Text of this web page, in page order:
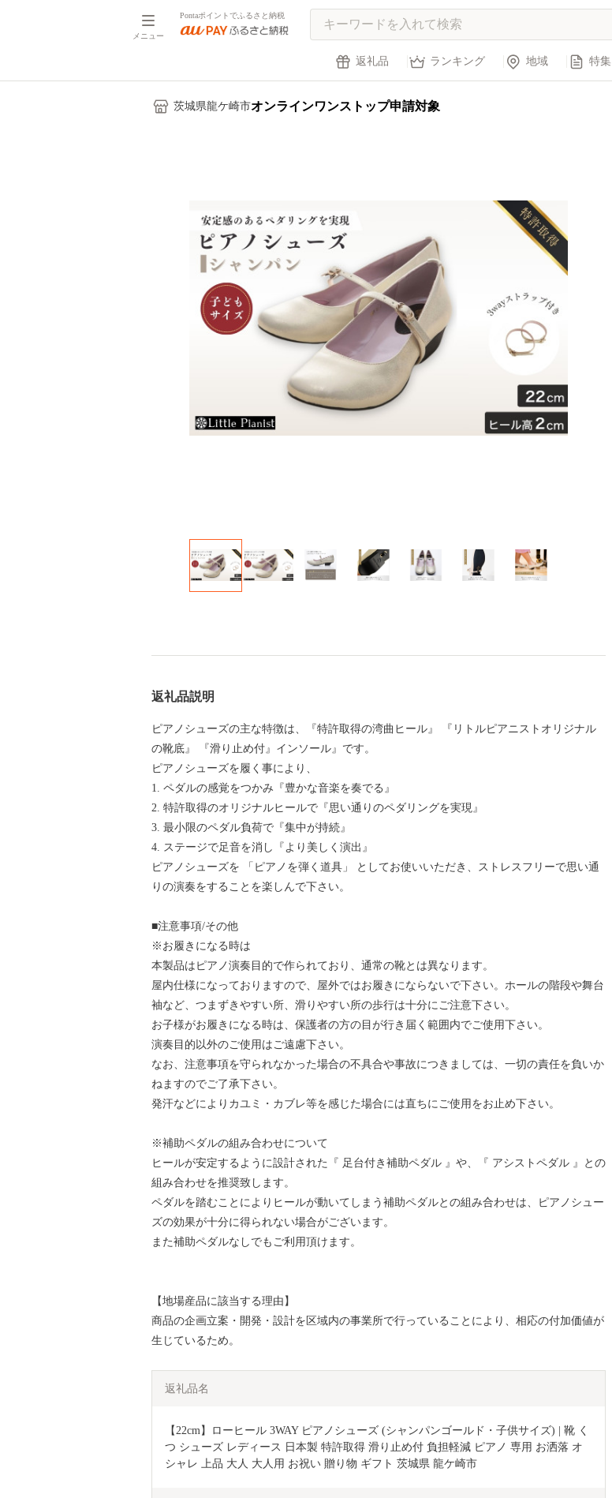
メニュー
Pontaポイントでふるさと納税
返礼品 ランキング 地域 特集
茨城県龍ケ崎市オンラインワンストップ申請対象
返礼品説明
ピアノシューズの主な特徴は、『特許取得の湾曲ヒール』 『リトルピアニストオリジナル
の靴底』 『滑り止め付』インソール』です。
ピアノシューズを履く事により、
1. ペダルの感覚をつかみ『豊かな音楽を奏でる』
2. 特許取得のオリジナルヒールで『思い通りのペダリングを実現』
3. 最小限のペダル負荷で『集中が持続』
4. ステージで足音を消し『より美しく演出』
ピアノシューズを 「ピアノを弾く道具」 としてお使いいただき、ストレスフリーで思い通
りの演奏をすることを楽しんで下さい。
■注意事項/その他
※お履きになる時は
本製品はピアノ演奏目的で作られており、通常の靴とは異なります。
屋内仕様になっておりますので、屋外ではお履きにならないで下さい。ホールの階段や舞台
袖など、つまずきやすい所、滑りやすい所の歩行は十分にご注意下さい。
お子様がお履きになる時は、保護者の方の目が行き届く範囲内でご使用下さい。
演奏目的以外のご使用はご遠慮下さい。
なお、注意事項を守られなかった場合の不具合や事故につきましては、一切の責任を負いか
ねますのでご了承下さい。
発汗などによりカユミ・カブレ等を感じた場合には直ちにご使用をお止め下さい。
※補助ペダルの組み合わせについて
ヒールが安定するように設計された『 足台付き補助ペダル 』や、『 アシストペダル 』との
組み合わせを推奨致します。
ペダルを踏むことによりヒールが動いてしまう補助ペダルとの組み合わせは、ピアノシュー
ズの効果が十分に得られない場合がございます。
また補助ペダルなしでもご利用頂けます。
【地場産品に該当する理由】
商品の企画立案・開発・設計を区域内の事業所で行っていることにより、相応の付加価値が
生じているため。
返礼品名
【22cm】ローヒール 3WAY ピアノシューズ (シャンパンゴールド・子供サイズ) | 靴 く
つ シューズ レディース 日本製 特許取得 滑り止め付 負担軽減 ピアノ 専用 お洒落 オ
シャレ 上品 大人 大人用 お祝い 贈り物 ギフト 茨城県 龍ケ崎市